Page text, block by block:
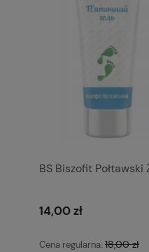
BS Biszofit
14,00 zł
Cena regularna: 18,00 zł